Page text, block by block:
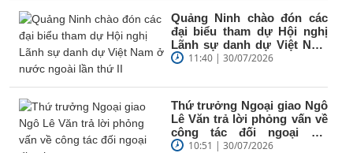
Quảng Ninh chào đón các
đại biểu tham dự Hội nghị
Lãnh sự danh dự Việt Nam
ở nước ngoài lần thứ II
11:40 | 30/07/2026
Thứ trưởng Ngoại giao Ngô
Lê Văn trả lời phỏng vấn về
công tác đối ngoại địa
phương
10:51 | 30/07/2026